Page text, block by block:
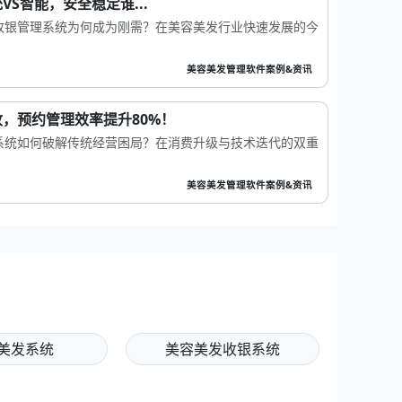
管理系统为何成为刚需？在美容美发行业快速发展的今
美容美发管理软件案例&资讯
预约管理效率提升80%！
如何破解传统经营困局？在消费升级与技术迭代的双重
美容美发管理软件案例&资讯
发系统 美容美发收银系统